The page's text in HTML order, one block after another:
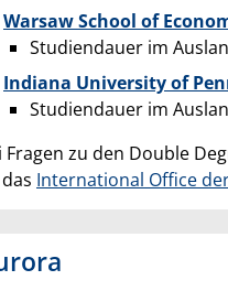
Warsaw School of
Studiendauer im
Indiana University of
Studiendauer im
Fragen zu den Double
International Office